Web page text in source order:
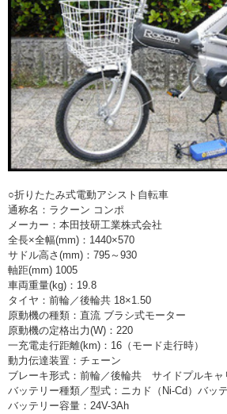
○折りたたみ式電動アシスト自転車
通称名：ラクーン コンポ
メーカー：本田技研工業株式会社
全長×全幅(mm)：1440×570
サドル高さ(mm)：795～930
軸距(mm) 1005
車両重量(kg)：19.8
タイヤ：前輪／後輪共 18×1.50
原動機の種類：直流 ブラシ式モーター
原動機の定格出力(W)：220
一充電走行距離(km)：16（モード走行時）
動力伝達装置：チェーン
ブレーキ形式：前輪／後輪共 サイドプルキャ
バッテリー種類／型式：ニカド（Ni-Cd）バッ
バッテリー容量：24V-3Ah
> 債務・任意
> おもちゃ
品・コレク
> 厨房機器
> 骨董品・古
> 新着情報